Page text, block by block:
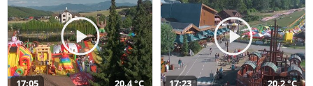
17:05 20,4 °C 17:23 20,2 °C